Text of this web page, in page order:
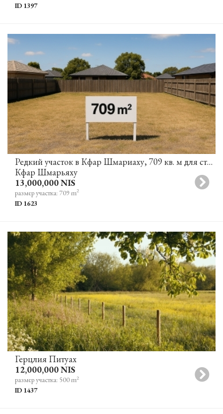
ID 1397
Редкий участок в Кфар Шмариаху, 709 кв. м для строительства дома мечты
Кфар Шмарьяху
13,000,000 NIS
размер участка: 709 m2
ID 1623
Герцлия Питуах
12,000,000 NIS
размер участка: 500 m2
ID 1437